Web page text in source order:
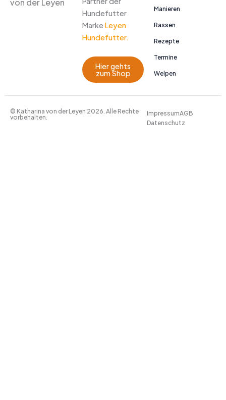
von der Leyen
Hundefutter
Marke Leyen
Hundefutter.
Hier gehts
zum Shop
Manieren
Rassen
Rezepte
Termine
Welpen
© Katharina von der Leyen 2026. Alle Rechte
vorbehalten.
ImpressumAGB
Datenschutz